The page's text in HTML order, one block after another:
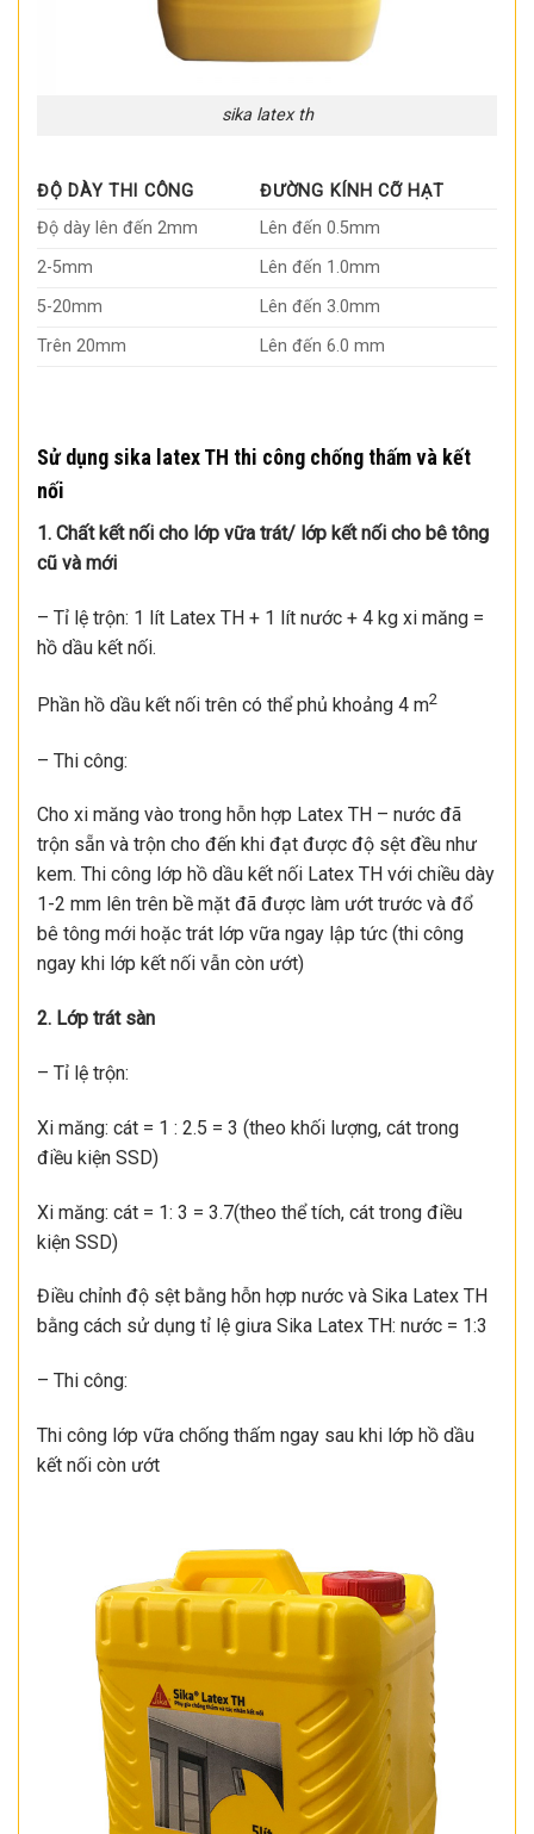
sika latex th
ĐỘ DÀY THI CÔNG
ĐƯỜNG KÍNH CỠ HẠT
Độ dày lên đến 2mm
Lên đến 0.5mm
2-5mm
Lên đến 1.0mm
5-20mm
Lên đến 3.0mm
Trên 20mm
Lên đến 6.0 mm
Sử dụng sika latex TH thi công chống thấm và kết
nối
1. Chất kết nối cho lớp vữa trát/ lớp kết nối cho bê tông
cũ và mới
– Tỉ lệ trộn: 1 lít Latex TH + 1 lít nước + 4 kg xi măng =
hồ dầu kết nối.
Phần hồ dầu kết nối trên có thể phủ khoảng 4 m2
– Thi công:
Cho xi măng vào trong hỗn hợp Latex TH – nước đã
trộn sẵn và trộn cho đến khi đạt được độ sệt đều như
kem. Thi công lớp hồ dầu kết nối Latex TH với chiều dày
1-2 mm lên trên bề mặt đã được làm ướt trước và đổ
bê tông mới hoặc trát lớp vữa ngay lập tức (thi công
ngay khi lớp kết nối vẫn còn ướt)
2. Lớp trát sàn
– Tỉ lệ trộn:
Xi măng: cát = 1 : 2.5 = 3 (theo khối lượng, cát trong
điều kiện SSD)
Xi măng: cát = 1: 3 = 3.7(theo thể tích, cát trong điều
kiện SSD)
Điều chỉnh độ sệt bằng hỗn hợp nước và Sika Latex TH
bằng cách sử dụng tỉ lệ giưa Sika Latex TH: nước = 1:3
– Thi công:
Thi công lớp vữa chống thấm ngay sau khi lớp hồ dầu
kết nối còn ướt